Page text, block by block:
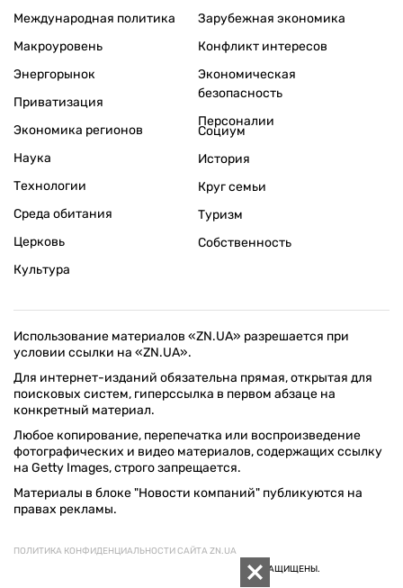
Международная политика
Макроуровень
Энергорынок
Приватизация
Экономика регионов
Зарубежная экономика
Конфликт интересов
Экономическая
безопасность
Персоналии
Наука
Технологии
Среда обитания
Церковь
Культура
Социум
История
Круг семьи
Туризм
Собственность
Использование материалов «ZN.UA» разрешается при
условии ссылки на «ZN.UA».
Для интернет-изданий обязательна прямая, открытая для
поисковых систем, гиперссылка в первом абзаце на
конкретный материал.
Любое копирование, перепечатка или воспроизведение
фотографических и видео материалов, содержащих ссылку
на Getty Images, строго запрещается.
Материалы в блоке "Новости компаний" публикуются на
правах рекламы.
ПОЛИТИКА КОНФИДЕНЦИАЛЬНОСТИ САЙТА ZN.UA
© 1994–2026 «ЗЕРКАЛО НЕДЕЛИ. УКРАИНА». ВСЕ ПРАВА ЗАЩИЩЕНЫ.